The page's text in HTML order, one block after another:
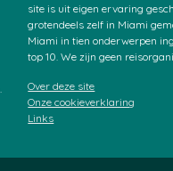
site is uit eigen ervaring
grotendeels zelf in Miami
Miami in tien onderwerpen
top 10. We zijn geen
Over deze site
Onze cookieverklaring
Links